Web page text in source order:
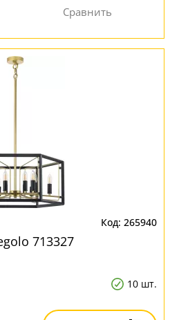
265940
713327
10 шт.